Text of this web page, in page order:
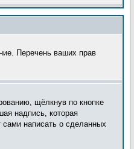
Перечень ваших прав
щёлкнув по кнопке
надпись, которая
сами написать о сделанных